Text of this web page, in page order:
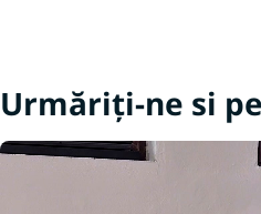
Urmăriți-ne si